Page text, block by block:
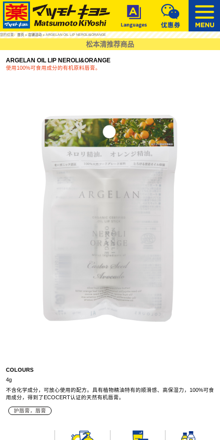
您的位置：首页»店铺活动» ARGELAN OIL LIP NEROLI&ORANGE
松本清推荐商品
ARGELAN OIL LIP NEROLI&ORANGE
使用100%可食用成分的有机原料唇膏。
COLOURS
4g
不含化学成分，可放心使用的配方。具有植物精油特有的顺滑感、高保湿力，100%可食
用成分，得到了ECOCERT认证的天然有机唇膏。
护唇膏，唇膏